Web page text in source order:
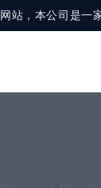
站，本公司是一